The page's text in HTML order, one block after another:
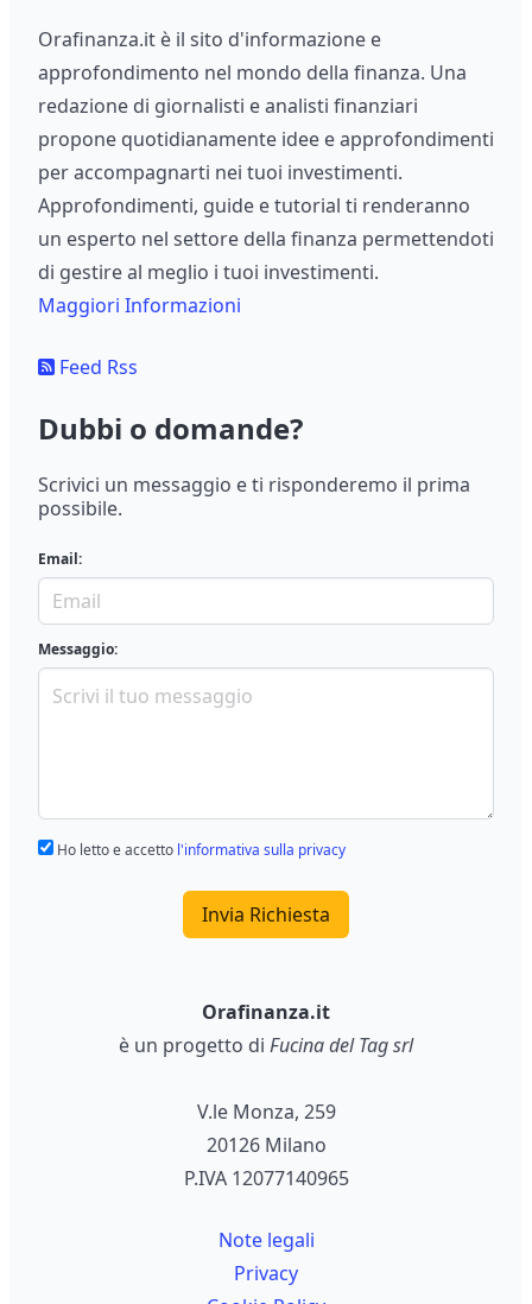
Orafinanza.it è il sito d'informazione e
approfondimento nel mondo della finanza. Una
redazione di giornalisti e analisti finanziari
propone quotidianamente idee e approfondimenti
per accompagnarti nei tuoi investimenti.
Approfondimenti, guide e tutorial ti renderanno
un esperto nel settore della finanza permettendoti
di gestire al meglio i tuoi investimenti.
Maggiori Informazioni
Feed Rss
Dubbi o domande?
Scrivici un messaggio e ti risponderemo il prima
possibile.
Email:
Messaggio:
Ho letto e accetto l'informativa sulla privacy
Invia Richiesta
Orafinanza.it
è un progetto di Fucina del Tag srl
V.le Monza, 259
20126 Milano
P.IVA 12077140965
Note legali
Privacy